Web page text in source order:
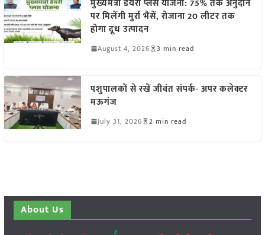
मुख्यमंत्री डेयरी प्लस योजना: 75% तक अनुदान
पर मिलेंगी मुर्रा भैंसें, रोजाना 20 लीटर तक
होगा दूध उत्पादन
August 4, 2026 3 min read
पशुपालकों से रखें जीवंत संपर्क- अपर कलेक्टर
मऊगंज
July 31, 2026 2 min read
About Us